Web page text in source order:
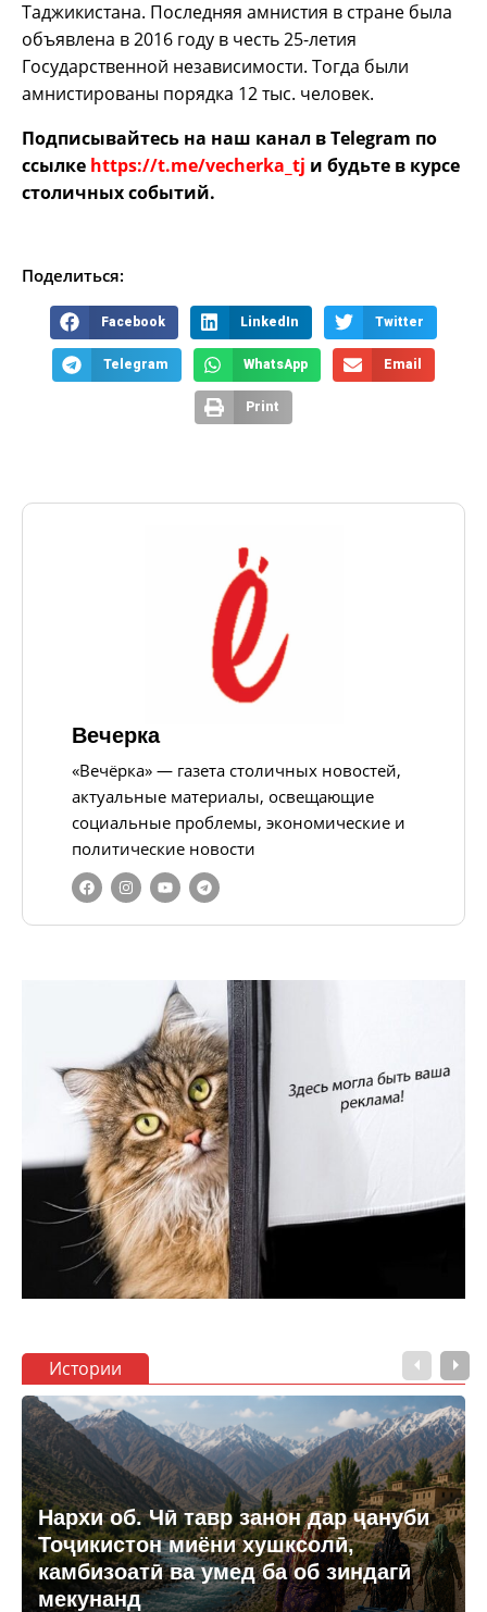
Таджикистана. Последняя амнистия в стране была
объявлена в 2016 году в честь 25-летия
Государственной независимости. Тогда были
амнистированы порядка 12 тыс. человек.
Подписывайтесь на наш канал в Telegram по
ссылке https://t.me/vecherka_tj и будьте в курсе
столичных событий.
Поделиться:
Facebook LinkedIn Twitter
Telegram WhatsApp Email
Print
Вечерка
«Вечёрка» — газета столичных новостей,
актуальные материалы, освещающие
социальные проблемы, экономические и
политические новости
Истории
Нархи об. Чӣ тавр занон дар ҷануби
Тоҷикистон миёни хушксолӣ,
камбизоатӣ ва умед ба об зиндагӣ
мекунанд